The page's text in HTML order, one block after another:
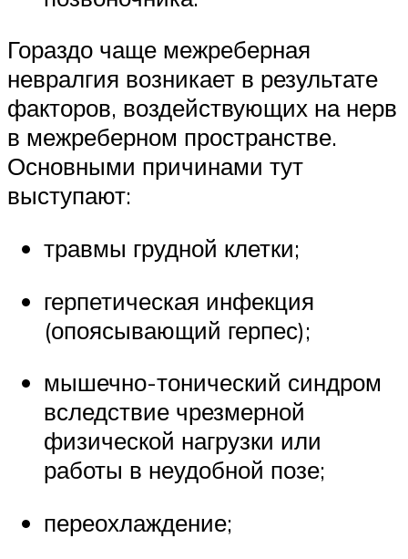
Гораздо чаще межреберная
невралгия возникает в результате
факторов, воздействующих на нерв
в межреберном пространстве.
Основными причинами тут
выступают:
травмы грудной клетки;
герпетическая инфекция
(опоясывающий герпес);
мышечно-тонический синдром
вследствие чрезмерной
физической нагрузки или
работы в неудобной позе;
переохлаждение;